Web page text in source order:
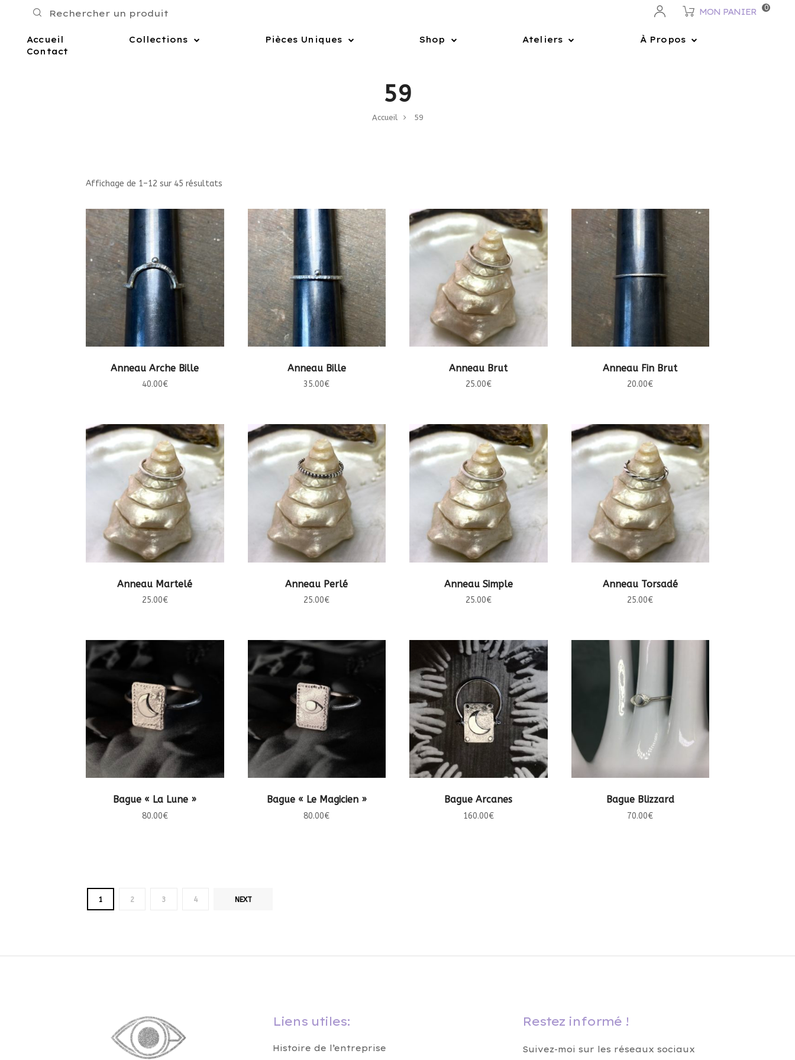
MON PANIER 0
Accueil Collections Pièces Uniques Shop Ateliers
À Propos
Contact
Accueil 59
59
Affichage de 1–12 sur 45 résultats
CHOIX DES OPTIONS
Anneau Arche Bille
40.00€
CHOIX DES OPTIONS
Anneau Bille
35.00€
CHOIX DES OPTIONS
Anneau Brut
25.00€
CHOIX DES OPTIONS
Anneau Fin Brut
20.00€
CHOIX DES OPTIONS
Anneau Martelé
25.00€
CHOIX DES OPTIONS
Anneau Perlé
25.00€
CHOIX DES OPTIONS
Anneau Simple
25.00€
CHOIX DES OPTIONS
Anneau Torsadé
25.00€
CHOIX DES OPTIONS
Bague « La Lune »
80.00€
CHOIX DES OPTIONS
Bague « Le Magicien »
80.00€
CHOIX DES OPTIONS
Bague Arcanes
160.00€
CHOIX DES OPTIONS
Bague Blizzard
70.00€
1 2 3 4 NEXT
Liens utiles:
Histoire de l’entreprise
Restez informé !
Suivez-moi sur les réseaux sociaux